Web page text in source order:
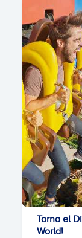
Torna el
World!